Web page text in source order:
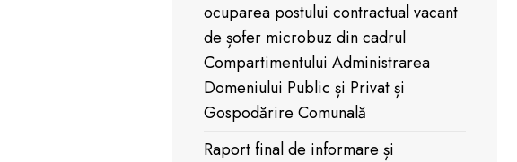
ocuparea postului contractual vacant
de șofer microbuz din cadrul
Compartimentului Administrarea
Domeniului Public și Privat și
Gospodărire Comunală
Raport final de informare și